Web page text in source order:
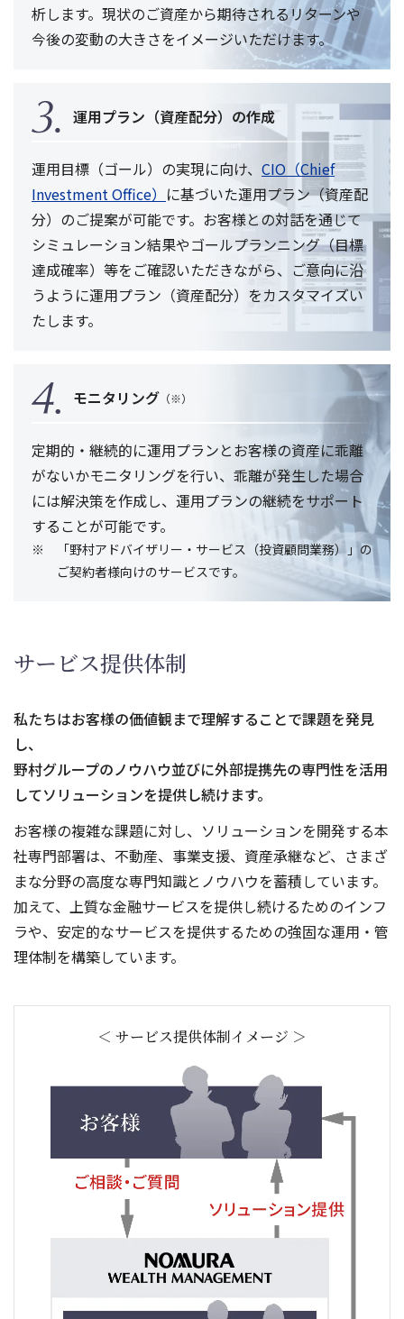
析します。現状のご資産から期待されるリターンや
今後の変動の大きさをイメージいただけます。
運用プラン（資産配分）の作成
運用目標（ゴール）の実現に向け、 CIO（Chief
Investment Office） に基づいた運用プラン（資産配
分）のご提案が可能です。お客様との対話を通じて
シミュレーション結果やゴールプランニング（目標
達成確率）等をご確認いただきながら、ご意向に沿
うように運用プラン（資産配分）をカスタマイズい
たします。
モニタリング （※）
定期的・継続的に運用プランとお客様の資産に乖離
がないかモニタリングを行い、乖離が発生した場合
には解決策を作成し、運用プランの継続をサポート
することが可能です。
「野村アドバイザリー・サービス（投資顧問業務）」の
ご契約者様向けのサービスです。
サービス提供体制
私たちはお客様の価値観まで理解することで課題を発見
し、
野村グループのノウハウ並びに外部提携先の専門性を活用
してソリューションを提供し続けます。
お客様の複雑な課題に対し、ソリューションを開発する本
社専門部署は、不動産、事業支援、資産承継など、さまざ
まな分野の高度な専門知識とノウハウを蓄積しています。
加えて、上質な金融サービスを提供し続けるためのインフ
ラや、安定的なサービスを提供するための強固な運用・管
理体制を構築しています。
＜ サービス提供体制イメージ ＞